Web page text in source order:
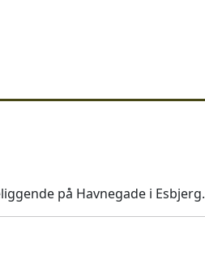
på Havnegade i Esbjerg.